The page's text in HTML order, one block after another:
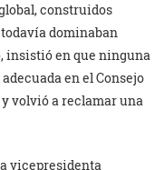
construidos
dominaban
insistió en que ninguna
en el Consejo
volvió a reclamar una
vicepresidenta